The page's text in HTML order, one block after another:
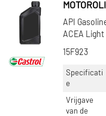
API
ACEA Light
15F923
Specificati
e
Vrijgave
van de